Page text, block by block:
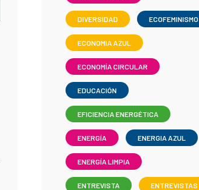
DIVERSIDAD ECOFEMINISMO
ECONOMIA AZUL
ECONOMÍA CIRCULAR
EDUCACIÓN
EFICIENCIA ENERGÉTICA
ENERGÍA ENERGIA AZUL
ENERGÍA LIMPIA
ENTREVISTA ENTREVISTAS